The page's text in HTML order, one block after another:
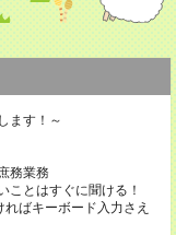
ます！～
務業務
とはすぐに聞ける！
ばキーボード入力さえ